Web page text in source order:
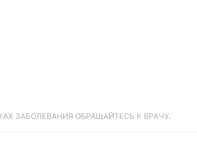
ЗАБОЛЕВАНИЯ ОБРАЩАЙТЕСЬ К ВРАЧУ.